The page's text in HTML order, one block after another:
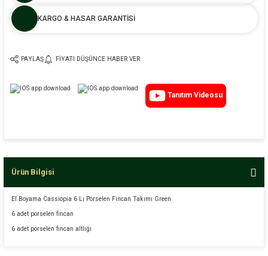
KARGO & HASAR GARANTİSİ
PAYLAŞ FIYATI DÜŞÜNCE HABER VER
Tanıtım Videosu
Ürün Bilgisi
El Boyama Cassiopia 6 Lı Porselen Fincan Takımı Green
6 adet porselen fincan
6 adet porselen fincan altlığı